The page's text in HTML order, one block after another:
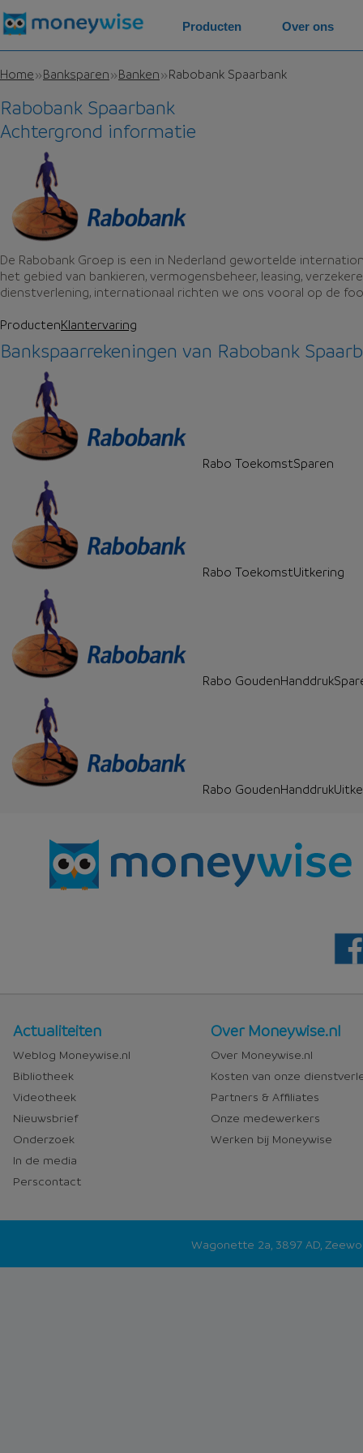
Home Banksparen Banken Rabobank Spaarbank
Rabobank Spaarbank
Achtergrond informatie
De Rabobank Groep is een in Nederland gewortelde
het gebied van bankieren, vermogensbeheer, leasing,
dienstverlening, internationaal richten we ons vooral op de
ProductenKlantervaring
Bankspaarrekeningen van Rabobank
Rabo ToekomstSparen
Rabo ToekomstUitkering
Rabo
Rabo
Producten Over ons
Nieuws
en
media
Actualiteiten
Weblog Moneywise.nl
Bibliotheek
Videotheek
Nieuwsbrief
Onderzoek
In de media
Perscontact
Over
Moneywise
Over Moneywise.nl
Over Moneywise.nl
Kosten van onze
Partners & Affiliates
Onze medewerkers
Werken bij Moneywise
Wagonette 2a, 3897 AD,